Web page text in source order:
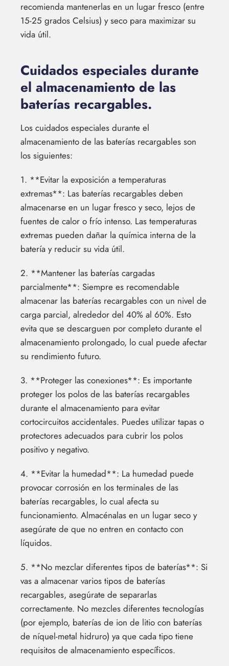
recomienda mantenerlas en un lugar fresco (entre
15-25 grados Celsius) y seco para maximizar su
vida útil.
Cuidados especiales durante
el almacenamiento de las
baterías recargables.
Los cuidados especiales durante el
almacenamiento de las baterías recargables son
los siguientes:
1. **Evitar la exposición a temperaturas
extremas**: Las baterías recargables deben
almacenarse en un lugar fresco y seco, lejos de
fuentes de calor o frío intenso. Las temperaturas
extremas pueden dañar la química interna de la
batería y reducir su vida útil.
2. **Mantener las baterías cargadas
parcialmente**: Siempre es recomendable
almacenar las baterías recargables con un nivel de
carga parcial, alrededor del 40% al 60%. Esto
evita que se descarguen por completo durante el
almacenamiento prolongado, lo cual puede afectar
su rendimiento futuro.
3. **Proteger las conexiones**: Es importante
proteger los polos de las baterías recargables
durante el almacenamiento para evitar
cortocircuitos accidentales. Puedes utilizar tapas o
protectores adecuados para cubrir los polos
positivo y negativo.
4. **Evitar la humedad**: La humedad puede
provocar corrosión en los terminales de las
baterías recargables, lo cual afecta su
funcionamiento. Almacénalas en un lugar seco y
asegúrate de que no entren en contacto con
líquidos.
5. **No mezclar diferentes tipos de baterías**: Si
vas a almacenar varios tipos de baterías
recargables, asegúrate de separarlas
correctamente. No mezcles diferentes tecnologías
(por ejemplo, baterías de ion de litio con baterías
de níquel-metal hidruro) ya que cada tipo tiene
requisitos de almacenamiento específicos.